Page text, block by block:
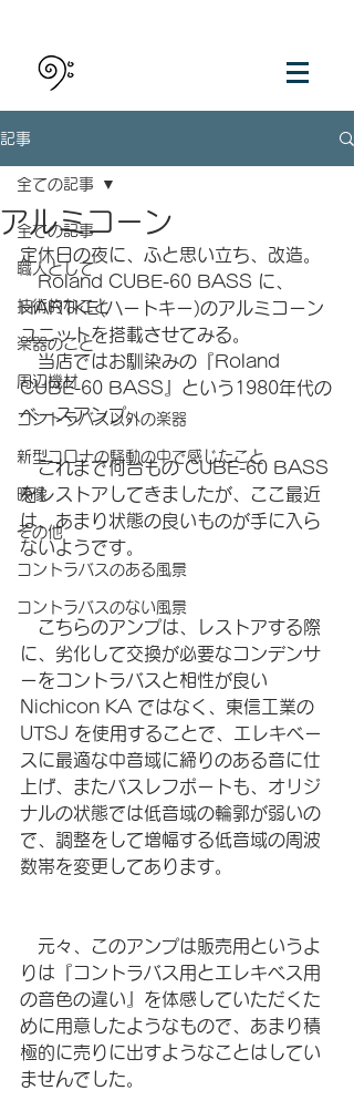
記事
全ての記事
職人として
技術的なこと
楽器のこと
周辺機材
コントラバス以外の楽器
新型コロナの騒動の中で感じたこと
映像
その他
コントラバスのある風景
コントラバスのない風景
全ての記事
アルミコーン
定休日の夜に、ふと思い立ち、改造。
Roland CUBE-60 BASS に、
HARTKE(ハートキー)のアルミコーン
ユニットを搭載させてみる。
当店ではお馴染みの『Roland
CUBE-60 BASS』という1980年代の
ベースアンプ。
これまで何台もの CUBE-60 BASS
をレストアしてきましたが、ここ最近
は、あまり状態の良いものが手に入ら
ないようです。
こちらのアンプは、レストアする際
に、劣化して交換が必要なコンデンサ
ーをコントラバスと相性が良い
Nichicon KA ではなく、東信工業の
UTSJ を使用することで、エレキベー
スに最適な中音域に締りのある音に仕
上げ、またバスレフポートも、オリジ
ナルの状態では低音域の輪郭が弱いの
で、調整をして増幅する低音域の周波
数帯を変更してあります。
元々、このアンプは販売用というよ
りは『コントラバス用とエレキベス用
の音色の違い』を体感していただくた
めに用意したようなもので、あまり積
極的に売りに出すようなことはしてい
ませんでした。